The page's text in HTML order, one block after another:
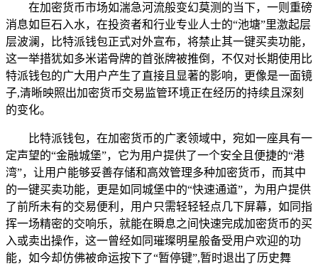
在加密货币市场如湍急河流般变幻莫测的当下，一则重磅
消息如巨石入水，在投资者和行业专业人士的“池塘”里激起层
层波澜，比特派钱包正式对外宣布，将禁止其一键买卖功能，
这一举措犹如多米诺骨牌的首张牌被推倒，不仅对长期使用比
特派钱包的广大用户产生了直接且显著的影响，更像是一面镜
子,清晰映照出加密货币交易监管环境正在经历的持续且深刻
的变化。
比特派钱包，在加密货币的广袤领域中，宛如一座具有一
定声望的“金融城堡”，它为用户提供了一个安全且便捷的“港
湾”，让用户能够妥善存储和高效管理多种加密货币，而其中
的一键买卖功能，更是如同城堡中的“快速通道”，为用户提供
了前所未有的交易便利，用户只需轻轻轻点几下屏幕，如同指
挥一场精密的交响乐，就能在瞬息之间快速完成加密货币的买
入或卖出操作，这一曾经如同璀璨明星般备受用户欢迎的功
能，如今却仿佛被命运按下了“暂停键”,暂时退出了历史舞